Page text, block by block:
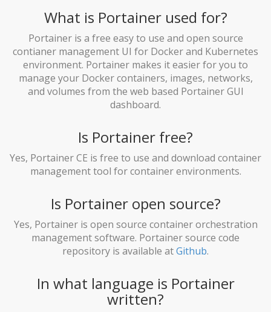
What is Portainer used for?
Portainer is a free easy to use and open source
contianer management UI for Docker and Kubernetes
environment. Portainer makes it easier for you to
manage your Docker containers, images, networks,
and volumes from the web based Portainer GUI
dashboard.
Is Portainer free?
Yes, Portainer CE is free to use and download container
management tool for container environments.
Is Portainer open source?
Yes, Portainer is open source container orchestration
management software. Portainer source code
repository is available atGithub.
In what language is Portainer
written?